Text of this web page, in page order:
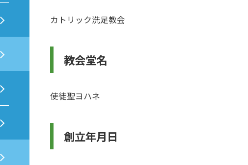
カトリック洗足教会
教会堂名
使徒聖ヨハネ
創立年月日